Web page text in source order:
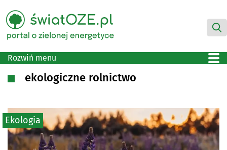
Rozwiń menu
ekologiczne rolnictwo
Ekologia